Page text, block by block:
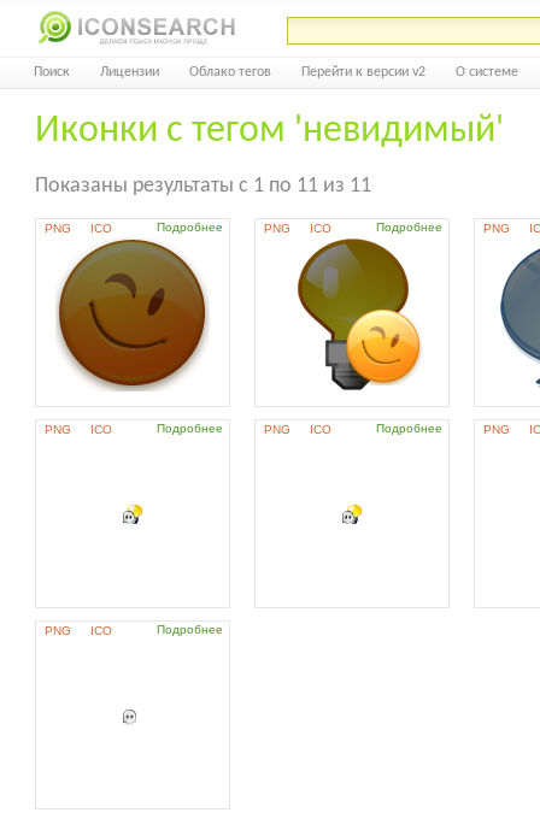
Поиск Лицензии Облако тегов Перейти к версии v2 О системе
Иконки с тегом 'невидимый'
Показаны результаты с 1 по 11 из 11
PNG ICO Подробнее PNG ICO Подробнее PNG
PNG ICO Подробнее PNG ICO Подробнее PNG
PNG ICO Подробнее